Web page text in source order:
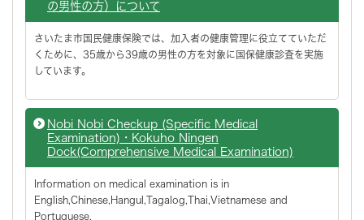
の男性の方）について
さいたま市国民健康保険では、加入者の健康管理に役立てていただ
くために、35歳から39歳の男性の方を対象に国保健康診査を実施
しています。
Nobi Nobi Checkup (Specific Medical
Examination)・Kokuho Ningen
Dock(Comprehensive Medical Examination)
Information on medical examination is in
English,Chinese,Hangul,Tagalog,Thai,Vietnamese and
Portuguese.